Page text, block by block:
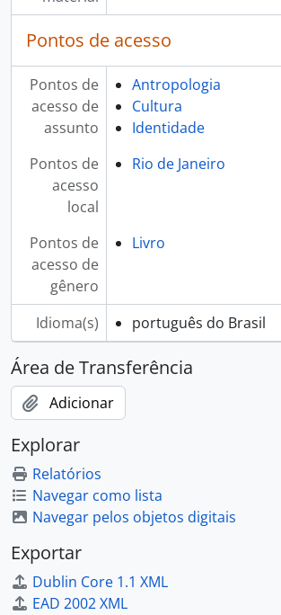
Pontos de acesso
Pontos de
acesso de
assunto
Antropologia
Cultura
Identidade
Pontos de
acesso
local
Rio de Janeiro
Pontos de
acesso de
gênero
Livro
Idioma(s) português do Brasil
Área de Transferência
Adicionar
Explorar
Relatórios
Navegar como lista
Navegar pelos objetos digitais
Exportar
Dublin Core 1.1 XML
EAD 2002 XML